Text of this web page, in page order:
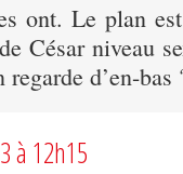
ont. Le plan est
César niveau
d’en-bas
à 12h15